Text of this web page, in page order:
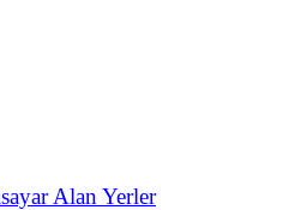
Alan Yerler